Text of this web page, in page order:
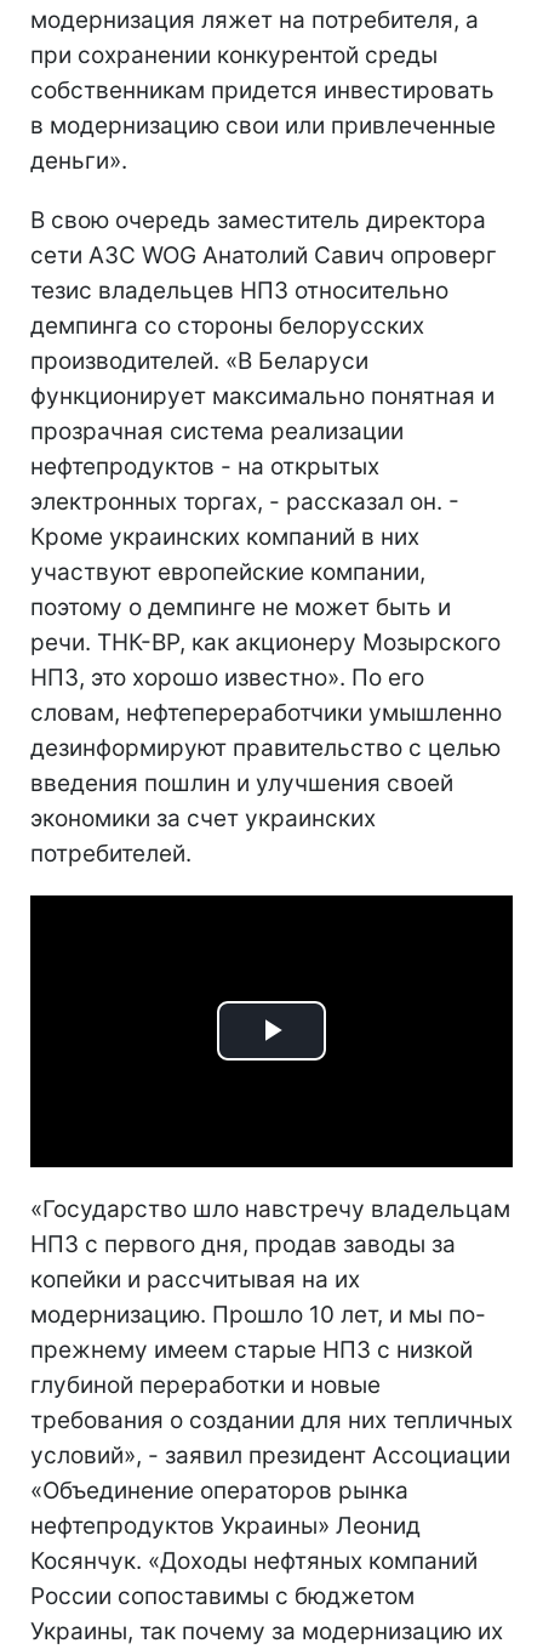
модернизация ляжет на потребителя, а
при сохранении конкурентой среды
собственникам придется инвестировать
в модернизацию свои или привлеченные
деньги».
В свою очередь заместитель директора
сети АЗС WOG Анатолий Савич опроверг
тезис владельцев НПЗ относительно
демпинга со стороны белорусских
производителей. «В Беларуси
функционирует максимально понятная и
прозрачная система реализации
нефтепродуктов - на открытых
электронных торгах, - рассказал он. -
Кроме украинских компаний в них
участвуют европейские компании,
поэтому о демпинге не может быть и
речи. ТНК-ВР, как акционеру Мозырского
НПЗ, это хорошо известно». По его
словам, нефтепереработчики умышленно
дезинформируют правительство с целью
введения пошлин и улучшения своей
экономики за счет украинских
потребителей.
Play
«Государство шло навстречу владельцам
НПЗ с первого дня, продав заводы за
копейки и рассчитывая на их
модернизацию. Прошло 10 лет, и мы по-
прежнему имеем старые НПЗ с низкой
глубиной переработки и новые
требования о создании для них тепличных
условий», - заявил президент Ассоциации
«Объединение операторов рынка
нефтепродуктов Украины» Леонид
Косянчук. «Доходы нефтяных компаний
России сопоставимы с бюджетом
Украины, так почему за модернизацию их